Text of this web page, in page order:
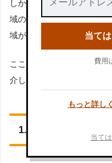
しかしながら、大手では
域の特性を活かした転職
域が決まっている場合は登
ここからは、長崎限定ま
介します。
1.ながさき地域医療
当て
費用
もっと詳
当て